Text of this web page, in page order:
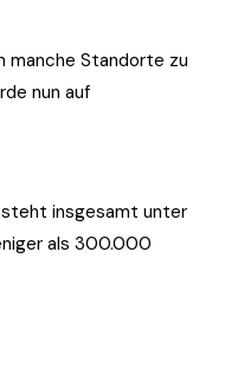
manche Standorte zu
nun auf
steht insgesamt unter
als 300.000